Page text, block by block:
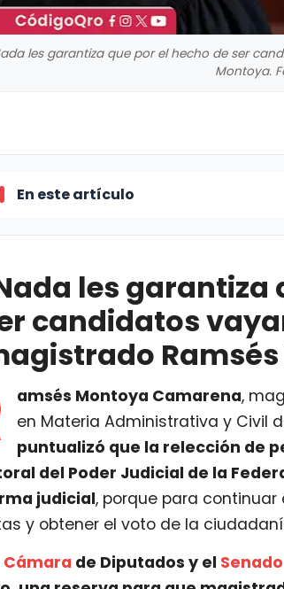
les garantiza que por el hecho de ser
Montoya.
En este artículo
Revisarán integridad para definir a
les garantiza
candidatos
amsés Montoya Camarena,
en Materia Administrativa y Civil
puntualizó que la relección de
del Poder Judicial de la
judicial, porque para
y obtener el voto de la
Cámara de Diputados y el Senado